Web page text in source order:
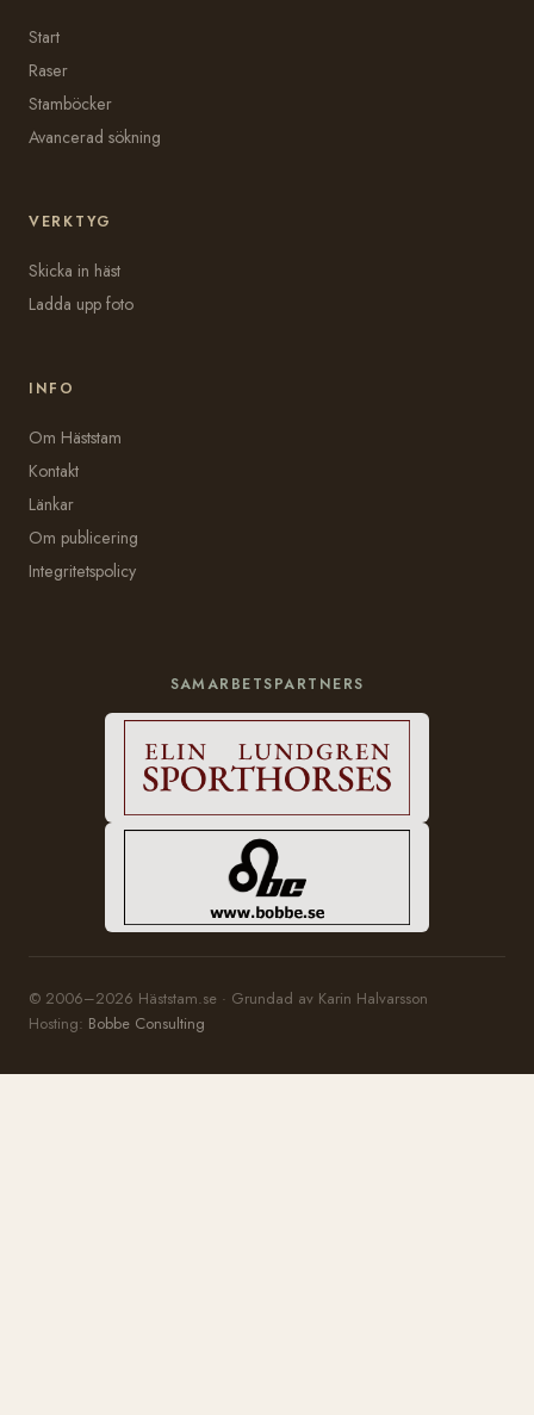
Start
Raser
Stamböcker
Avancerad sökning
VERKTYG
Skicka in häst
Ladda upp foto
INFO
Om Häststam
Kontakt
Länkar
Om publicering
Integritetspolicy
SAMARBETSPARTNERS
© 2006–2026 Häststam.se · Grundad av Karin Halvarsson
Hosting: Bobbe Consulting